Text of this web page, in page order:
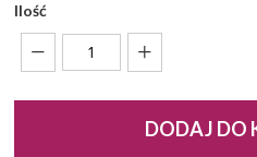
Ilość
DODAJ DO